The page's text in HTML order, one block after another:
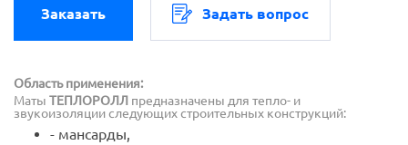
Заказать Задать вопрос
Область применения:
Маты ТЕПЛОРОЛЛ предназначены для тепло- и
звукоизоляции следующих строительных конструкций:
- мансарды,